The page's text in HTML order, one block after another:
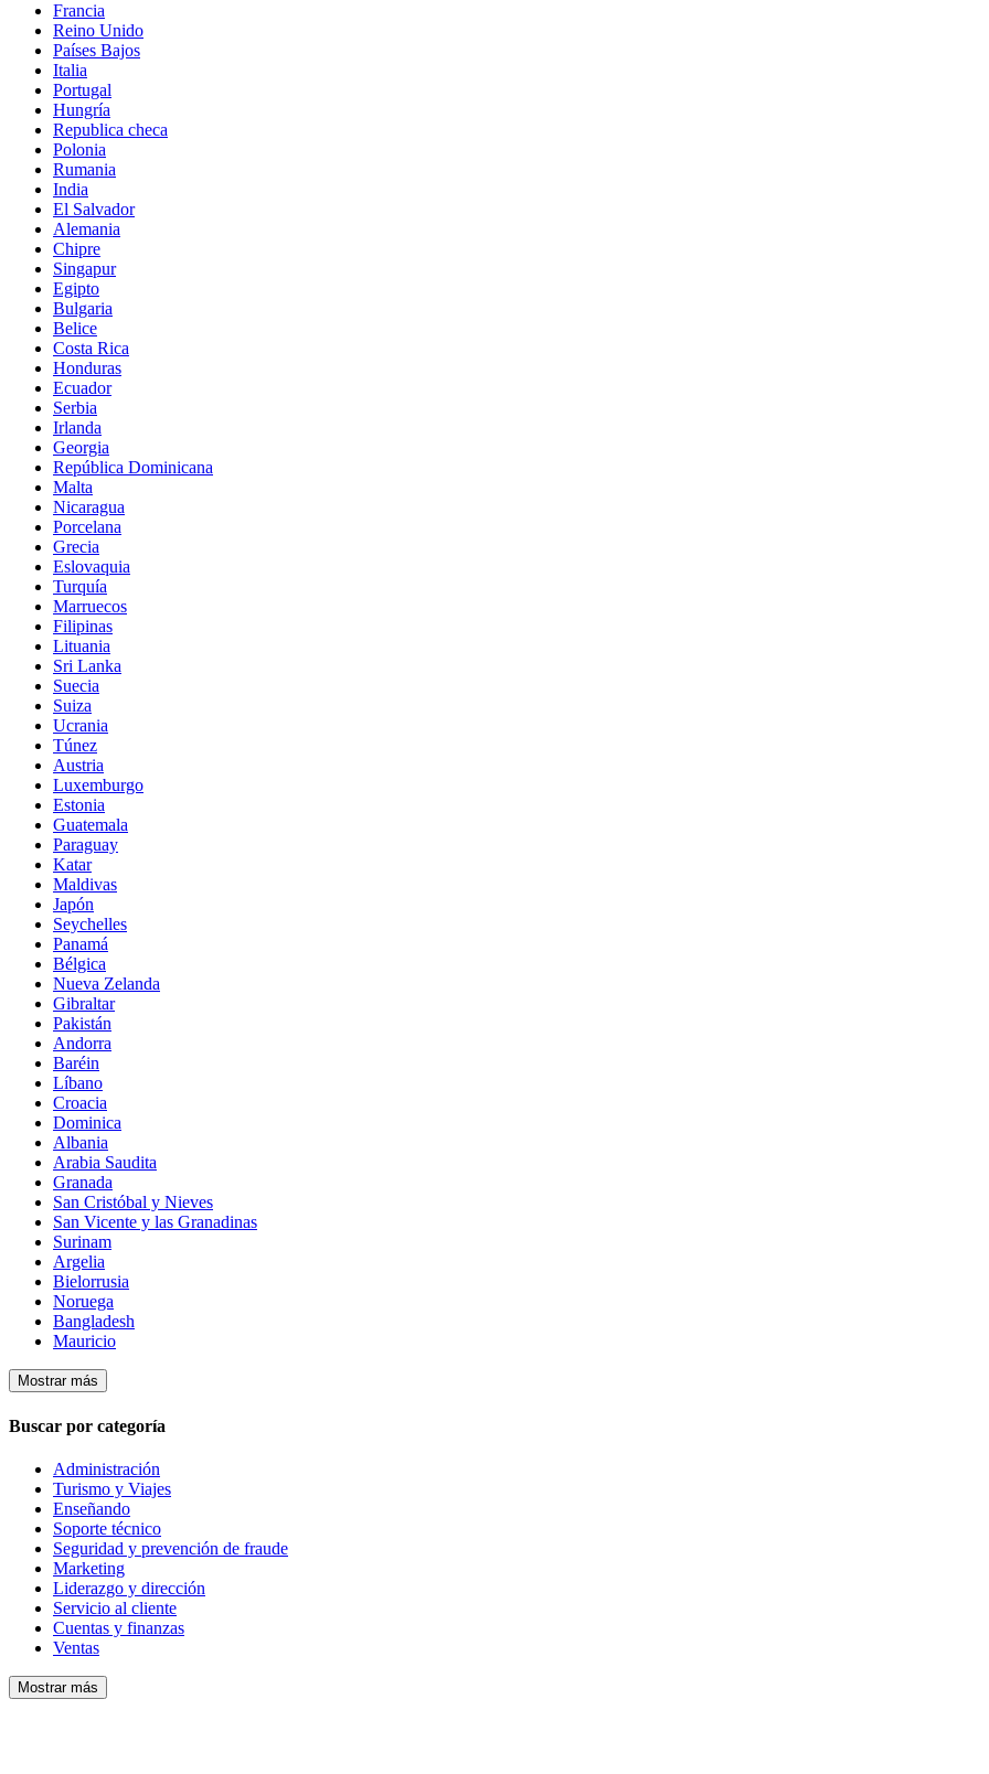
Francia
Reino Unido
Países Bajos
Italia
Portugal
Hungría
Republica checa
Polonia
Rumania
India
El Salvador
Alemania
Chipre
Singapur
Egipto
Bulgaria
Belice
Costa Rica
Honduras
Ecuador
Serbia
Irlanda
Georgia
República Dominicana
Malta
Nicaragua
Porcelana
Grecia
Eslovaquia
Turquía
Marruecos
Filipinas
Lituania
Sri Lanka
Suecia
Suiza
Ucrania
Túnez
Austria
Luxemburgo
Estonia
Guatemala
Paraguay
Katar
Maldivas
Japón
Seychelles
Panamá
Bélgica
Nueva Zelanda
Gibraltar
Pakistán
Andorra
Baréin
Líbano
Croacia
Dominica
Albania
Arabia Saudita
Granada
San Cristóbal y Nieves
San Vicente y las Granadinas
Surinam
Argelia
Bielorrusia
Noruega
Bangladesh
Mauricio
Mostrar más
Buscar por categoría
Administración
Turismo y Viajes
Enseñando
Soporte técnico
Seguridad y prevención de fraude
Marketing
Liderazgo y dirección
Servicio al cliente
Cuentas y finanzas
Ventas
Mostrar más